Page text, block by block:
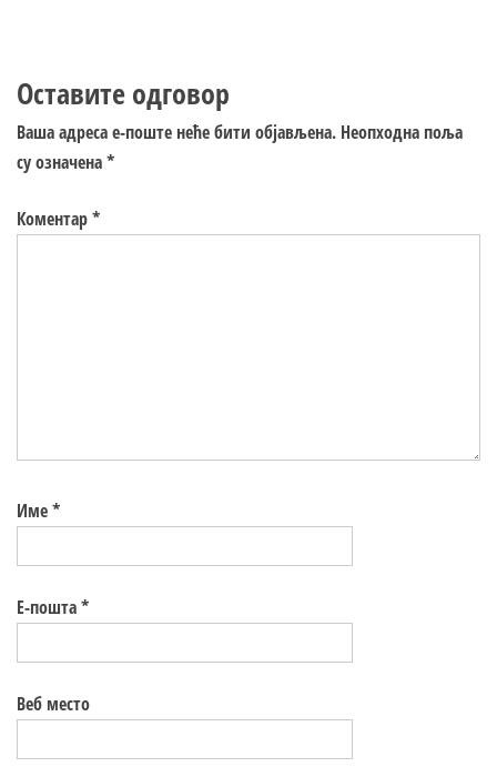
Оставите одговор
Ваша адреса е-поште неће бити објављена. Неопходна поља
су означена*
Коментар*
Име*
Е-пошта*
Веб место